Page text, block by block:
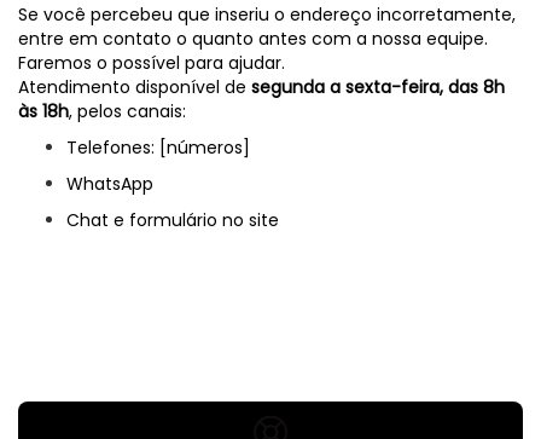
Se você percebeu que inseriu o endereço incorretamente,
entre em contato o quanto antes com a nossa equipe.
Faremos o possível para ajudar.
Atendimento disponível de segunda a sexta-feira, das 8h
às 18h, pelos canais:
Telefones: [números]
WhatsApp
Chat e formulário no site